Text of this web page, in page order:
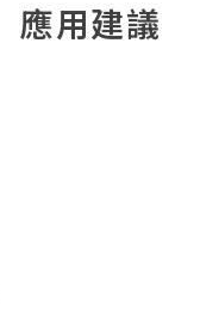
應用建議